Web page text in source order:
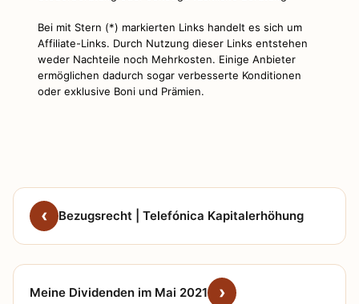
Bei mit Stern (*) markierten Links handelt es sich um
Affiliate-Links. Durch Nutzung dieser Links entstehen
weder Nachteile noch Mehrkosten. Einige Anbieter
ermöglichen dadurch sogar verbesserte Konditionen
oder exklusive Boni und Prämien.
Bezugsrecht | Telefónica Kapitalerhöhung
Meine Dividenden im Mai 2021